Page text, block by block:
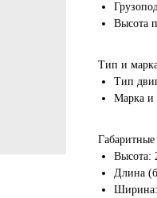
Высота
Тип и
Тип
Марка и
Высота:
Длина